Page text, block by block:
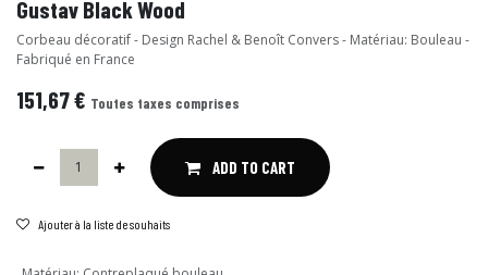
Gustav Black Wood
Corbeau décoratif - Design Rachel & Benoît Convers - Matériau: Bouleau -
Fabriqué en France
151,67€ Toutes taxes comprises
ADD TO CART
Ajouter à la liste de souhaits